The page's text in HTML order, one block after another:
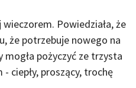
Powiedziała, że
że potrzebuje nowego na
pożyczyć ze trzysta
- ciepły, proszący, trochę